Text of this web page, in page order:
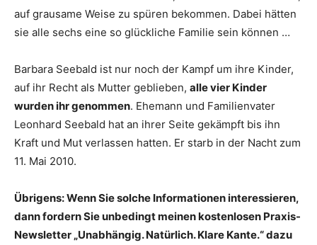
auf grausame Weise zu spüren bekommen. Dabei hätten
sie alle sechs eine so glückliche Familie sein können …
Barbara Seebald ist nur noch der Kampf um ihre Kinder,
auf ihr Recht als Mutter geblieben, alle vier Kinder
wurden ihr genommen. Ehemann und Familienvater
Leonhard Seebald hat an ihrer Seite gekämpft bis ihn
Kraft und Mut verlassen hatten. Er starb in der Nacht zum
11. Mai 2010.
Übrigens: Wenn Sie solche Informationen interessieren,
dann fordern Sie unbedingt meinen kostenlosen Praxis-
Newsletter „Unabhängig. Natürlich. Klare Kante.“ dazu